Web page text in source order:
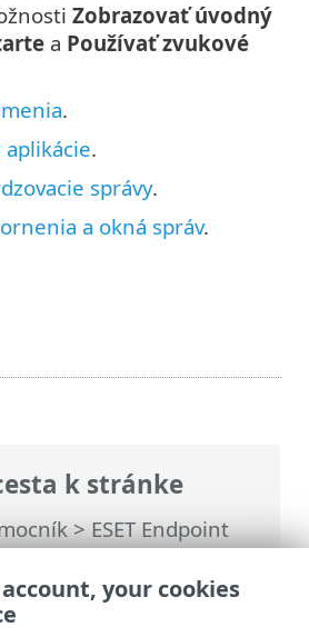
k stránke
>ESET Endpoint
otázky> Ako
rozhranie
Endpoint Security
Zobrazovať úvodný
a Používať zvukové
.
aplikácie.
správy.
a okná správ.
your cookies